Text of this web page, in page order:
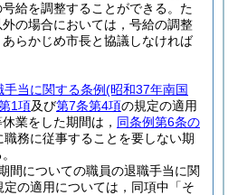
給を調整することができる。 た
の場合においては，号給の調整
らかじめ市長と協議しなければ
当に関する条例(昭和37年南国
1項及び第7条第4項の規定の適用
業をした期間は， 同条例第6条の
職務に従事することを要しない期
間についての職員の退職手当に関
の適用については，同項中「そ